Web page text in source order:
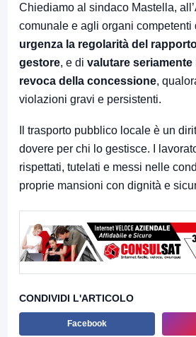
Chiediamo al sindaco Mastella,
comunale e agli organi competenti
urgenza la regolarità del
gestore, e di valutare seriamente
revoca della concessione,
violazioni gravi e persistenti.
Il trasporto pubblico locale è un
dovere per chi lo gestisce. I
rispettati, tutelati e messi nelle
proprie mansioni con dignità e
CONDIVIDI L'ARTICOLO
Facebook